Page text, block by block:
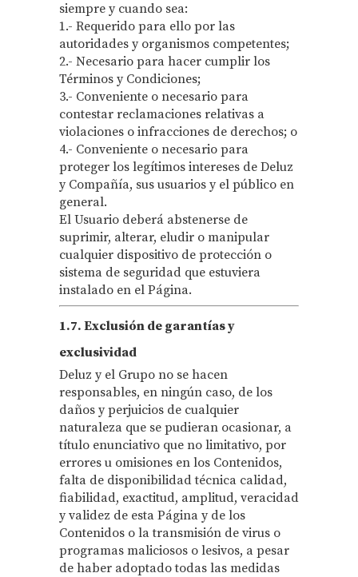
siempre y cuando sea:
1.- Requerido para ello por las
autoridades y organismos competentes;
2.- Necesario para hacer cumplir los
Términos y Condiciones;
3.- Conveniente o necesario para
contestar reclamaciones relativas a
violaciones o infracciones de derechos; o
4.- Conveniente o necesario para
proteger los legítimos intereses de Deluz
y Compañía, sus usuarios y el público en
general.
El Usuario deberá abstenerse de
suprimir, alterar, eludir o manipular
cualquier dispositivo de protección o
sistema de seguridad que estuviera
instalado en el Página.
1.7. Exclusión de garantías y
exclusividad
Deluz y el Grupo no se hacen
responsables, en ningún caso, de los
daños y perjuicios de cualquier
naturaleza que se pudieran ocasionar, a
título enunciativo que no limitativo, por
errores u omisiones en los Contenidos,
falta de disponibilidad técnica calidad,
fiabilidad, exactitud, amplitud, veracidad
y validez de esta Página y de los
Contenidos o la transmisión de virus o
programas maliciosos o lesivos, a pesar
de haber adoptado todas las medidas